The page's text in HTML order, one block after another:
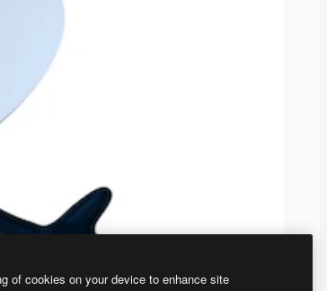
of cookies on your device to enhance site